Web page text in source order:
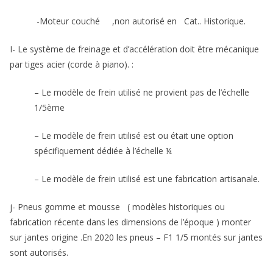
-Moteur couché ,non autorisé en Cat.. Historique.
I- Le système de freinage et d’accélération doit être mécanique
par tiges acier (corde à piano). :
– Le modèle de frein utilisé ne provient pas de l’échelle
1/5ème
– Le modèle de frein utilisé est ou était une option
spécifiquement dédiée à l’échelle ¼
– Le modèle de frein utilisé est une fabrication artisanale.
j- Pneus gomme et mousse ( modèles historiques ou
fabrication récente dans les dimensions de l’époque ) monter
sur jantes origine .En 2020 les pneus – F1 1/5 montés sur jantes
sont autorisés.